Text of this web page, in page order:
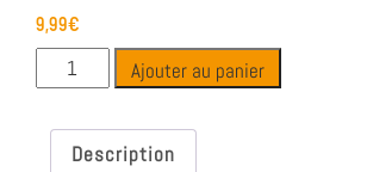
9,99€
Ajouter au panier
Description